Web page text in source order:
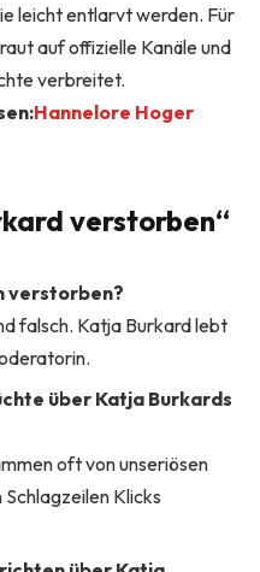
leicht entlarvt werden. Für
auf offizielle Kanäle und
verbreitet.
Hannelore Hoger
verstorben“
verstorben?
falsch. Katja Burkard lebt
über Katja Burkards
oft von unseriösen
Klicks